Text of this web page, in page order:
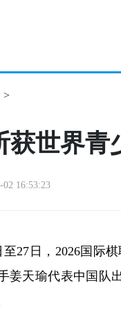
>
获世界青
16:53:23
日，2026国际棋
姜天瑜代表中国队